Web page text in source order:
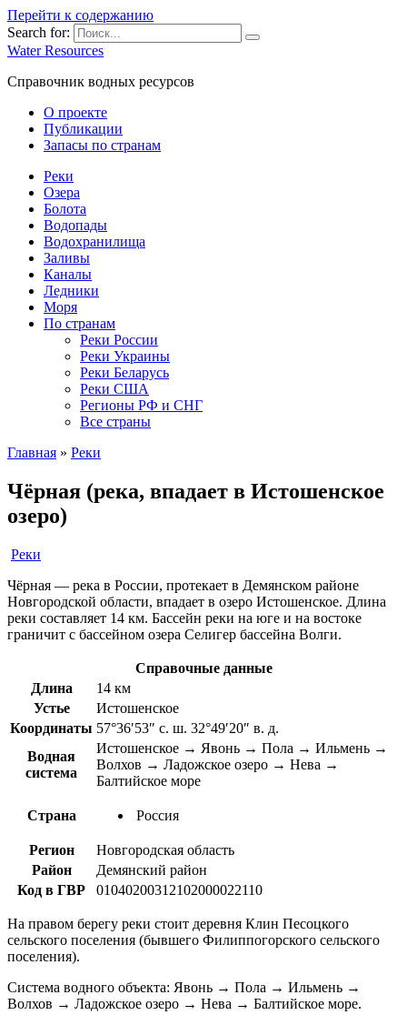
Перейти к содержанию
Search for:
Water Resources
Справочник водных ресурсов
О проекте
Публикации
Запасы по странам
Реки
Озера
Болота
Водопады
Водохранилища
Заливы
Каналы
Ледники
Моря
По странам
Реки России
Реки Украины
Реки Беларусь
Реки США
Регионы РФ и СНГ
Все страны
Главная » Реки
Чёрная (река, впадает в Истошенское
озеро)
Реки
Чёрная — река в России, протекает в Демянском районе
Новгородской области, впадает в озеро Истошенское. Длина
реки составляет 14 км. Бассейн реки на юге и на востоке
граничит с бассейном озера Селигер бассейна Волги.
Справочные данные
Длина
14 км
Устье
Истошенское
Координаты 57°36′53″ с. ш. 32°49′20″ в. д.
Водная
система
Истошенское → Явонь → Пола → Ильмень →
Волхов → Ладожское озеро → Нева →
Балтийское море
Страна Россия
Регион
Новгородская область
Район
Демянский район
Код в ГВР
01040200312102000022110
На правом берегу реки стоит деревня Клин Песоцкого
сельского поселения (бывшего Филиппогорского сельского
поселения).
Система водного объекта: Явонь → Пола → Ильмень →
Волхов → Ладожское озеро → Нева → Балтийское море.